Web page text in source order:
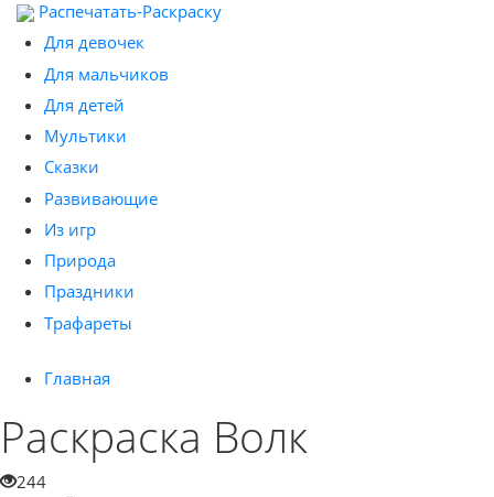
Распечатать-Раскраску
Для девочек
Для мальчиков
Для детей
Мультики
Сказки
Развивающие
Из игр
Природа
Праздники
Трафареты
Главная
Раскраска Волк
244